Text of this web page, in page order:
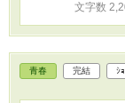
文字数
青春 完結 ｼ